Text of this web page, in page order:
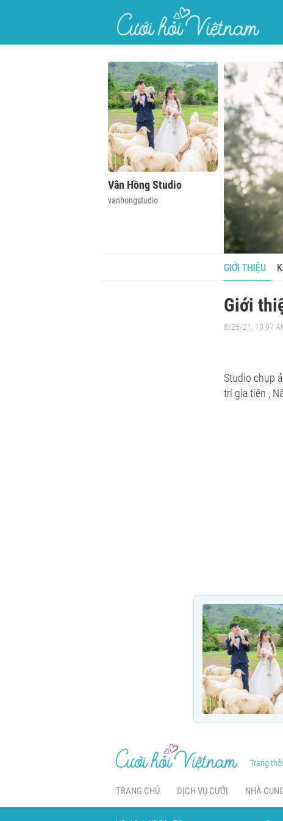
Vân Hồng Studio
vanhongstudio
GIỚI THIỆU
Giới
8/25/21, 10:07
Studio chụp
trí gia tiên ,
Trang
TRANG CHỦ DỊCH VỤ CƯỚI NHÀ